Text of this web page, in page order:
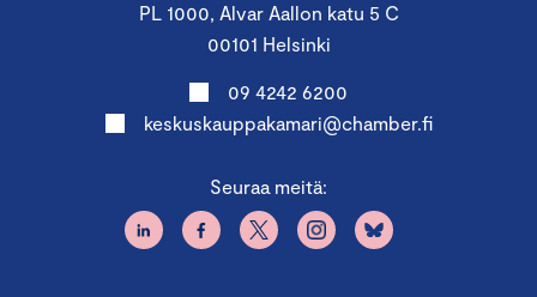
PL 1000, Alvar Aallon katu 5 C
00101 Helsinki
09 4242 6200
keskuskauppakamari@chamber.fi
Seuraa meitä: